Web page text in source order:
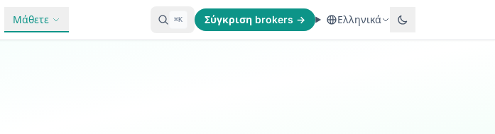
Μάθετε ⌘K Σύγκριση brokers → Ελληνικά